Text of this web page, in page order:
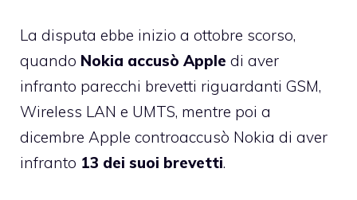
La disputa ebbe inizio a ottobre scorso,
quando Nokia accusò Apple di aver
infranto parecchi brevetti riguardanti GSM,
Wireless LAN e UMTS, mentre poi a
dicembre Apple controaccusò Nokia di aver
infranto 13 dei suoi brevetti.